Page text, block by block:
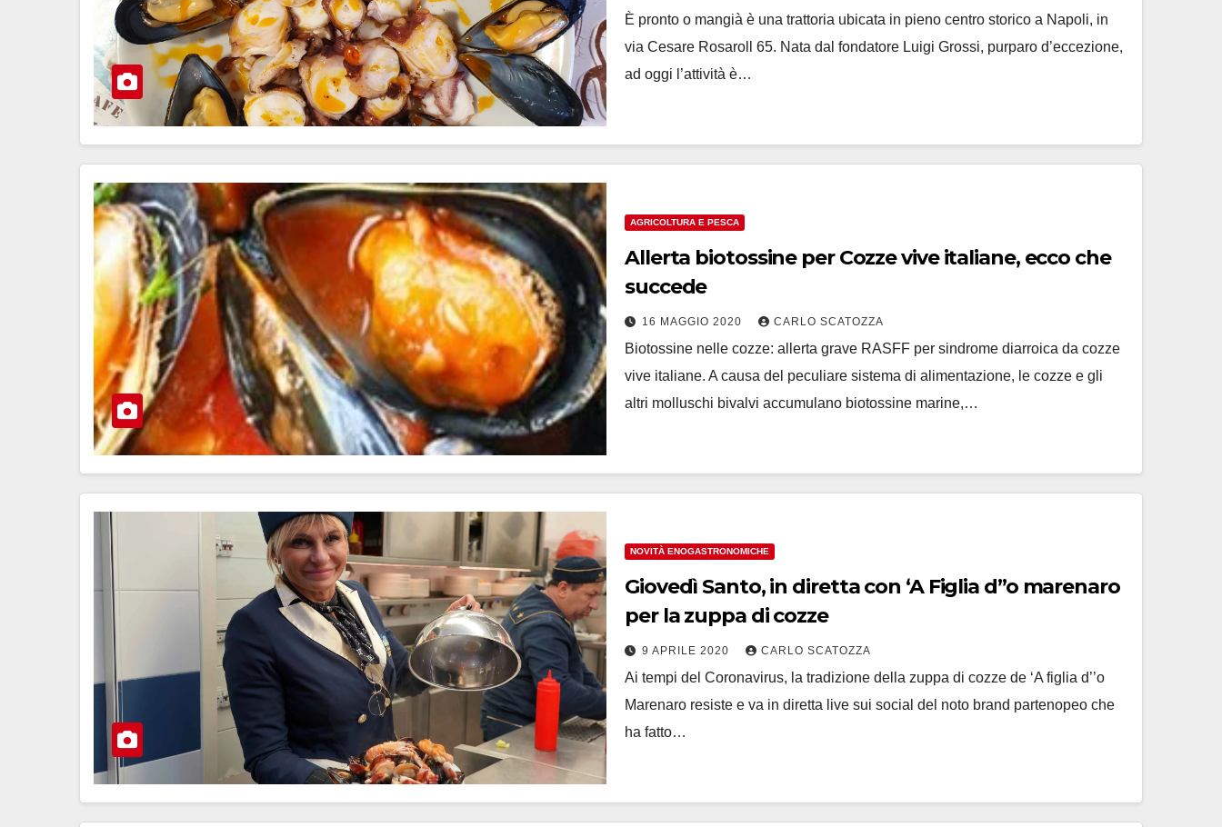
È pronto o mangià è una trattoria ubicata in pieno centro storico a Napoli, in
via Cesare Rosaroll 65. Nata dal fondatore Luigi Grossi, purparo d’eccezione,
ad oggi l’attività è…
AGRICOLTURA E PESCA
Allerta biotossine per Cozze vive italiane, ecco che
succede
16 MAGGIO 2020 CARLO SCATOZZA
Biotossine nelle cozze: allerta grave RASFF per sindrome diarroica da cozze
vive italiane. A causa del peculiare sistema di alimentazione, le cozze e gli
altri molluschi bivalvi accumulano biotossine marine,…
NOVITÀ ENOGASTRONOMICHE
Giovedì Santo, in diretta con ‘A Figlia d”o marenaro
per la zuppa di cozze
9 APRILE 2020 CARLO SCATOZZA
Ai tempi del Coronavirus, la tradizione della zuppa di cozze de ‘A figlia d’’o
Marenaro resiste e va in diretta live sui social del noto brand partenopeo che
ha fatto…